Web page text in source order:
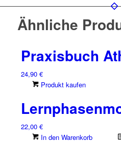
Ähnliche
Praxisbuch
24,90 €
Produkt kaufen
22,00 €
In den Warenkorb